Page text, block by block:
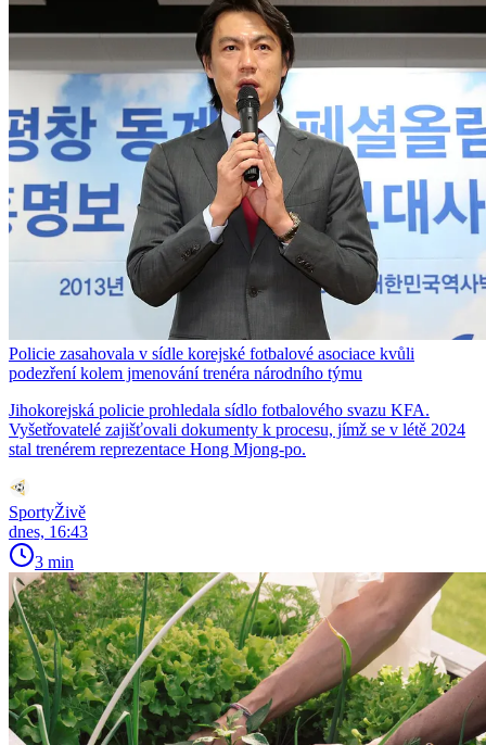
Policie zasahovala v sídle korejské fotbalové asociace kvůli
podezření kolem jmenování trenéra národního týmu
Jihokorejská policie prohledala sídlo fotbalového svazu KFA.
Vyšetřovatelé zajišťovali dokumenty k procesu, jímž se v létě 2024
stal trenérem reprezentace Hong Mjong-po.
SportyŽivě
dnes, 16:43
3 min